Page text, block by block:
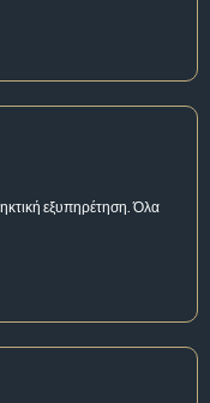
εξυπηρέτηση. Όλα